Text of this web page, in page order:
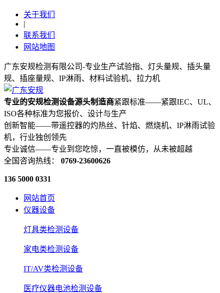
关于我们
|
联系我们
网站地图
广东安规检测有限公司-专业生产试验指、灯头量规、插头量
规、插座量规、IP淋雨、材料试验机、拉力机
专业的安规检测设备源头制造商紧跟标准——紧跟IEC、UL、
ISO各种标准为您报价、设计与生产
创新智能——带遥控器的灼热丝、针焰、燃烧机、IP淋雨试验
机，行业独创领先
专业诚信——专业到您吃惊，一直被模仿，从未被超越
全国咨询热线： 0769-23600626
136 5000 0331
网站首页
仪器设备
灯具类检测设备
家电类检测设备
IT/AV类检测设备
医疗仪器电池检测设备